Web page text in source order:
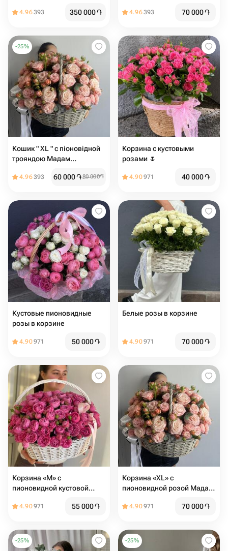
4.96393 350 000֏ 4.96393 70 000֏
-25%
Кошик " XL " c піоновідной
трояндою Мадам
4.96393 60 000֏80 000֏
Корзина с кустовыми
розами 🌷
4.90971 40 000֏
Кустовые пионовидные
розы в корзине
4.90971 50 000֏
Белые розы в корзине
4.90971 70 000֏
Корзина «M» с
пионовидной кустовой
4.90971 55 000֏
Корзина «XL» c
пионовидной розой Мадам
4.90971 70 000֏
-25% -25%